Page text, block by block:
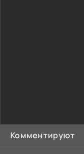
Комментируют